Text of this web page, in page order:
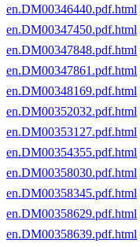
en.DM00346440.pdf.html
en.DM00347450.pdf.html
en.DM00347848.pdf.html
en.DM00347861.pdf.html
en.DM00348169.pdf.html
en.DM00352032.pdf.html
en.DM00353127.pdf.html
en.DM00354355.pdf.html
en.DM00358030.pdf.html
en.DM00358345.pdf.html
en.DM00358629.pdf.html
en.DM00358639.pdf.html